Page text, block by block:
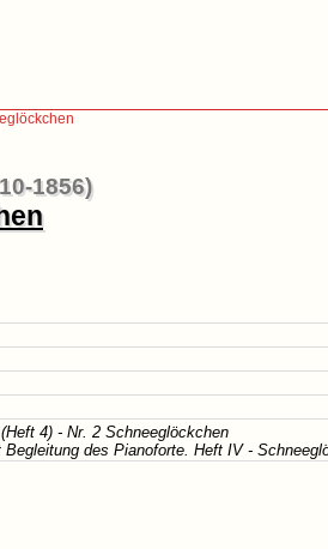
1856)
4) - Nr. 2 Schneeglöckchen
des Pianoforte. Heft IV -